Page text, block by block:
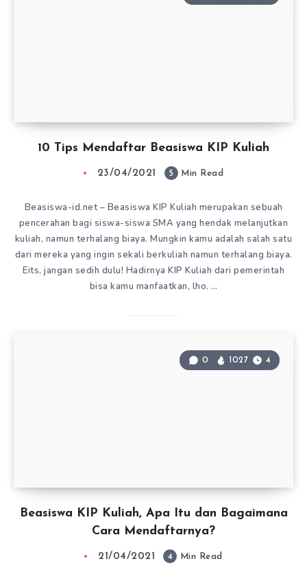
10 Tips Mendaftar Beasiswa KIP Kuliah
23/04/2021 5 Min Read
Beasiswa-id.net – Beasiswa KIP Kuliah merupakan sebuah
pencerahan bagi siswa-siswa SMA yang hendak melanjutkan
kuliah, namun terhalang biaya. Mungkin kamu adalah salah satu
dari mereka yang ingin sekali berkuliah namun terhalang biaya.
Eits, jangan sedih dulu! Hadirnya KIP Kuliah dari pemerintah
bisa kamu manfaatkan, lho. …
Beasiswa KIP Kuliah, Apa Itu dan Bagaimana
Cara Mendaftarnya?
0 1027 4
21/04/2021 4 Min Read